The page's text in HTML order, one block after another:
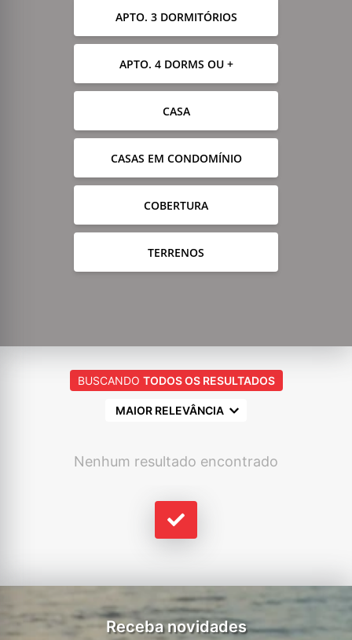
APTO. 3 DORMITÓRIOS
APTO. 4 DORMS OU +
CASA
CASAS EM CONDOMÍNIO
COBERTURA
TERRENOS
BUSCANDO TODOS OS RESULTADOS
MAIOR RELEVÂNCIA
Nenhum resultado encontrado
Receba novidades